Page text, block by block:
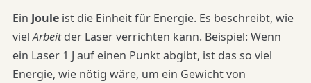
Ein Joule ist die Einheit für Energie. Es beschreibt, wie
vielArbeitder Laser verrichten kann. Beispiel: Wenn
ein Laser 1 J auf einen Punkt abgibt, ist das so viel
Energie, wie nötig wäre, um ein Gewicht von